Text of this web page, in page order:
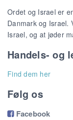
Ordet og Israel er
Danmark og Israel.
Israel, og at jøder
Handels- og
Find dem her
Følg os
Facebook